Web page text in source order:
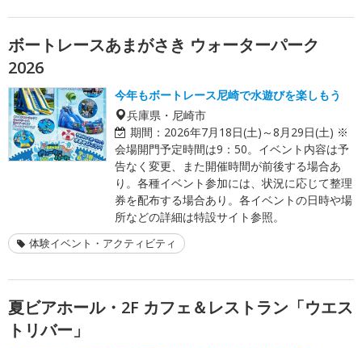
ボートレースあまがさき ウォーターパーク
2026
今年もボートレース尼崎で水遊びを楽しもう
兵庫県・尼崎市
期間： 2026年7月18日(土)～8月29日(土) ※
会場開門予定時間は9：50。イベント内容は予
告なく変更、また開催時間が前後する場合あ
り。各種イベント参加には、状況に応じて整理
券を配布する場合あり。各イベントの日時や場
所などの詳細は特設サイト参照。
体験イベント・アクティビティ
夏ビアホール・2F カフェ＆レストラン「ウエス
トリバー」